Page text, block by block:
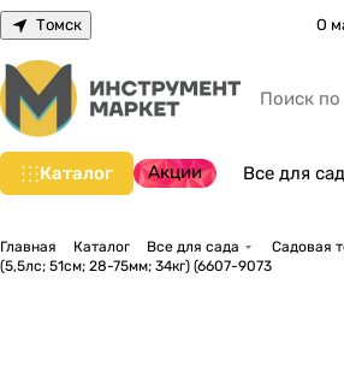
Томск О
Каталог Акции Все для
Главная Каталог Все для сада Садовая
(5,5лс; 51cм; 28-75мм; 34кг) (6607-9073